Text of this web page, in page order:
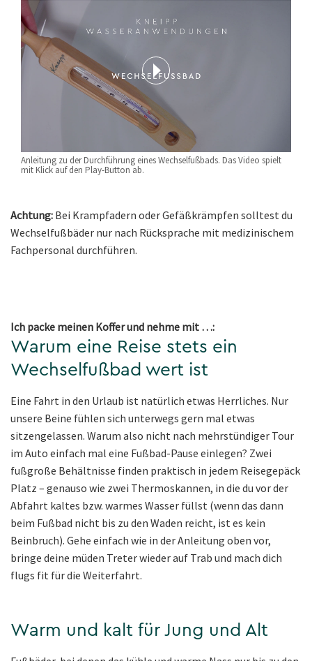
Anleitung zu der Durchführung eines Wechselfußbads. Das Video spielt
mit Klick auf den Play-Button ab.
Achtung: Bei Krampfadern oder Gefäßkrämpfen solltest du
Wechselfußbäder nur nach Rücksprache mit medizinischem
Fachpersonal durchführen.
Ich packe meinen Koffer und nehme mit …:
Warum eine Reise stets ein
Wechselfußbad wert ist
Eine Fahrt in den Urlaub ist natürlich etwas Herrliches. Nur
unsere Beine fühlen sich unterwegs gern mal etwas
sitzengelassen. Warum also nicht nach mehrstündiger Tour
im Auto einfach mal eine Fußbad-Pause einlegen? Zwei
fußgroße Behältnisse finden praktisch in jedem Reisegepäck
Platz – genauso wie zwei Thermoskannen, in die du vor der
Abfahrt kaltes bzw. warmes Wasser füllst (wenn das dann
beim Fußbad nicht bis zu den Waden reicht, ist es kein
Beinbruch). Gehe einfach wie in der Anleitung oben vor,
bringe deine müden Treter wieder auf Trab und mach dich
flugs fit für die Weiterfahrt.
Warm und kalt für Jung und Alt